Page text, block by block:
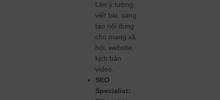
Lên ý tưởng,
viết bài, sáng
tạo nội dung
cho mạng xã
hội, website,
kịch bản
video.
SEO
Specialist: